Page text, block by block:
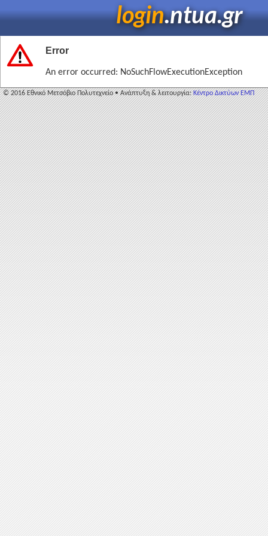
login.ntua.gr
Error
An error occurred: NoSuchFlowExecutionException
© 2016 Εθνικό Μετσόβιο Πολυτεχνείο • Ανάπτυξη & λειτουργία:Κέντρο Δικτύων ΕΜΠ